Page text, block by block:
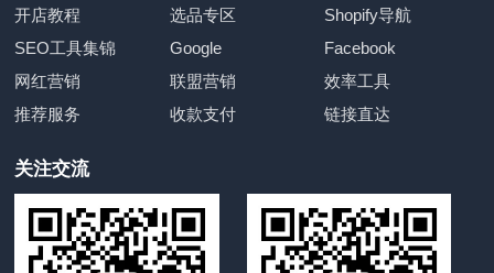
开店教程
选品专区
Shopify导航
SEO工具集锦
Google
Facebook
网红营销
联盟营销
效率工具
推荐服务
收款支付 链接直达
关注交流